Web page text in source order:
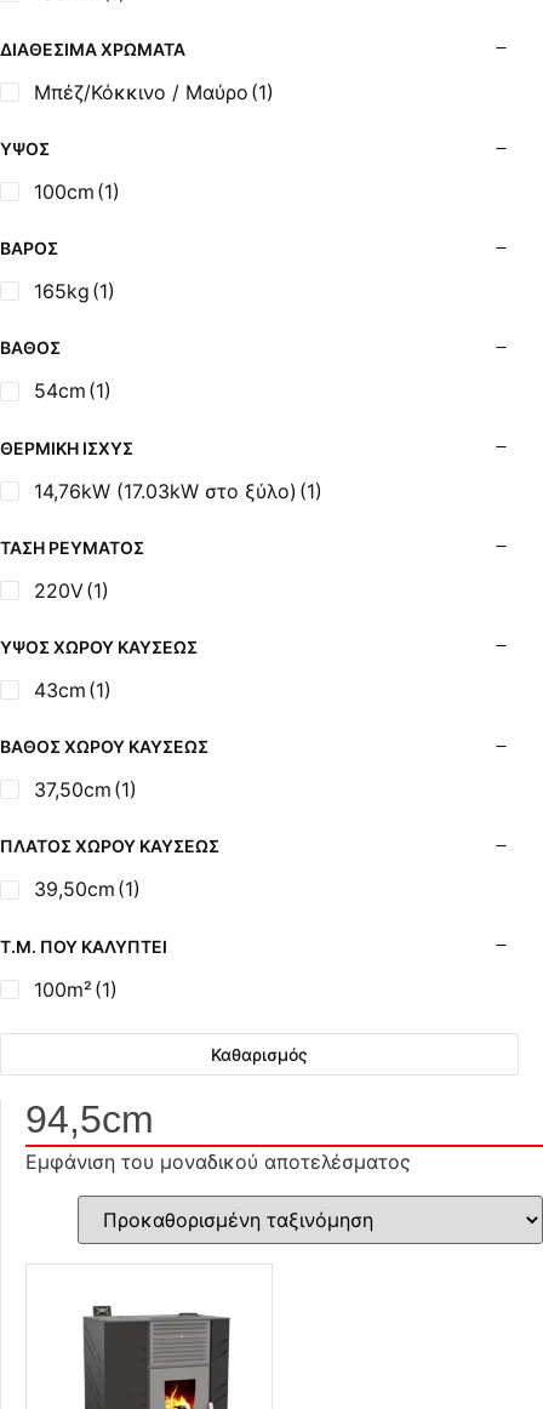
Σόμπες Ξύλου από Ατσάλι με Φούρνο
Σόμπες Πετρελαίου (Alfatherm)
Σόμπες Πετρελαίου (Assos)
Σόμπες Πετρελαίου (StarStoves)
Σόμπες Πετρελαίου (ΟΒΕΛ)
Σόμπες Πετρελαίου Αερόθερμες (Agorastos)
Σόμπες Υγραερίου
Σούβλες - Εργαλεία Ψησίματος BBQ
Σωλήνες (Μπουριά), Εξαρτήματα Σόμπας
Τζάκια - Εστίες
Ψησταριές
ΔΙΑΘΈΣΙΜΑ ΧΡΏΜΑΤΑ
Μπέζ/Κόκκινο / Μαύρο (1)
ΎΨΟΣ
100cm (1)
ΒΆΡΟΣ
165kg (1)
ΒΆΘΟΣ
54cm (1)
ΘΕΡΜΙΚΉ ΙΣΧΎΣ
14,76kW (17.03kW στο ξύλο) (1)
ΤΆΣΗ ΡΕΎΜΑΤΟΣ
220V(1)
ΎΨΟΣ ΧΏΡΟΥ ΚΑΎΣΕΩΣ
43cm (1)
ΒΆΘΟΣ ΧΏΡΟΥ ΚΑΎΣΕΩΣ
37,50cm (1)
ΠΛΆΤΟΣ ΧΏΡΟΥ ΚΑΎΣΕΩΣ
39,50cm (1)
Τ.Μ. ΠΟΥ ΚΑΛΎΠΤΕΙ
100m² (1)
Καθαρισμός
94,5cm
Εμφάνιση του μοναδικού αποτελέσματος